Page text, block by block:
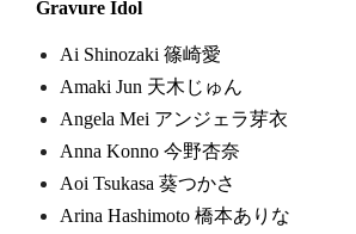
Gravure Idol
Ai Shinozaki 篠崎愛
Amaki Jun 天木じゅん
Angela Mei アンジェラ芽衣
Anna Konno 今野杏奈
Aoi Tsukasa 葵つかさ
Arina Hashimoto 橋本ありな